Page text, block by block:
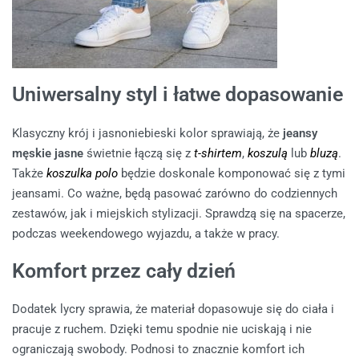
Uniwersalny styl i łatwe dopasowanie
Klasyczny krój i jasnoniebieski kolor sprawiają, że jeansy
męskie jasne świetnie łączą się z t-shirtem, koszulą lub bluzą.
Także koszulka polo będzie doskonale komponować się z tymi
jeansami. Co ważne, będą pasować zarówno do codziennych
zestawów, jak i miejskich stylizacji. Sprawdzą się na spacerze,
podczas weekendowego wyjazdu, a także w pracy.
Komfort przez cały dzień
Dodatek lycry sprawia, że materiał dopasowuje się do ciała i
pracuje z ruchem. Dzięki temu spodnie nie uciskają i nie
ograniczają swobody. Podnosi to znacznie komfort ich